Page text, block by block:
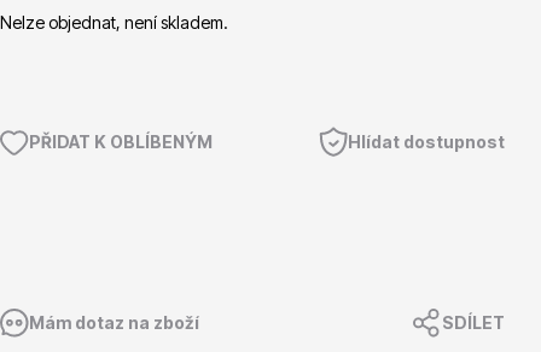
Nelze objednat, není skladem.
PŘIDAT K OBLÍBENÝM Hlídat dostupnost
Mám dotaz na zboží SDÍLET